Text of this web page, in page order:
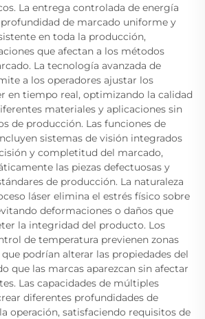
La entrega controlada de energía
de marcado uniforme y
en toda la producción,
que afectan a los métodos
La tecnología avanzada de
a los operadores ajustar los
en tiempo real, optimizando la calidad
materiales y aplicaciones sin
de producción. Las funciones de
sistemas de visión integrados
y completitud del marcado,
las piezas defectuosas y
de producción. La naturaleza
láser elimina el estrés físico sobre
deformaciones o daños que
la integridad del producto. Los
de temperatura previenen zonas
podrían alterar las propiedades del
que las marcas aparezcan sin afectar
Las capacidades de múltiples
diferentes profundidades de
operación, satisfaciendo requisitos de